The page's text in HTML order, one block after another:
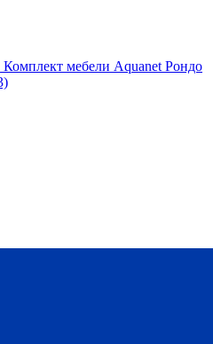
Комплект мебели Aquanet Рондо